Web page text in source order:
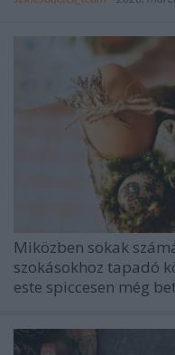
Miközben sokak
szokásokhoz tapadó
este spiccesen még